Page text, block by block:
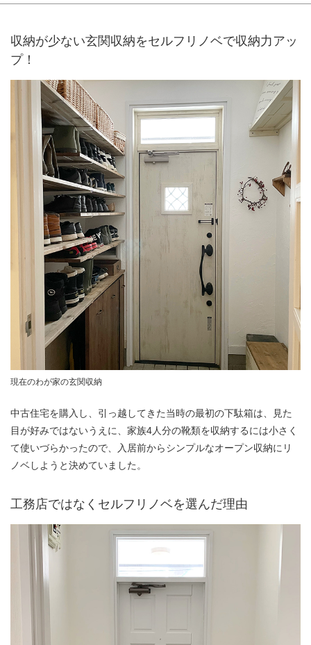
収納が少ない玄関収納をセルフリノベで収納力アッ
プ！
現在のわが家の玄関収納
中古住宅を購入し、引っ越してきた当時の最初の下駄箱は、見た
目が好みではないうえに、家族4人分の靴類を収納するには小さく
て使いづらかったので、入居前からシンプルなオープン収納にリ
ノベしようと決めていました。
工務店ではなくセルフリノベを選んだ理由